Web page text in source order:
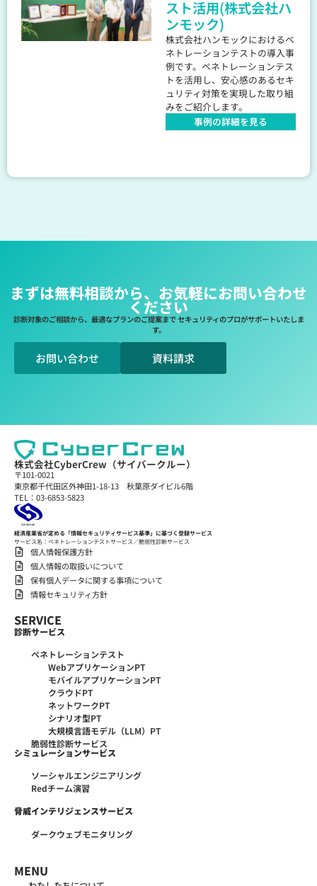
スト活用(株式会社ハ
ンモック)
株式会社ハンモックにおけるペ
ネトレーションテストの導入事
例です。ペネトレーションテス
トを活用し、安心感のあるセキ
ュリティ対策を実現した取り組
みをご紹介します。
事例の詳細を見る
まずは無料相談から、お気軽にお問い合わせ
ください
診断対象のご相談から、最適なプランのご提案まで セキュリティのプロがサポートいたしま
す。
お問い合わせ 資料請求
株式会社CyberCrew（サイバークルー）
〒101-0021
東京都千代田区外神田1-18-13 秋葉原ダイビル6階
TEL：03-6853-5823
経済産業省が定める「情報セキュリティサービス基準」に基づく登録サービス
サービス名：ペネトレーションテストサービス／脆弱性診断サービス
個人情報保護方針
個人情報の取扱いについて
保有個人データに関する事項について
情報セキュリティ方針
SERVICE
診断サービス
ペネトレーションテスト
WebアプリケーションPT
モバイルアプリケーションPT
クラウドPT
ネットワークPT
シナリオ型PT
大規模言語モデル（LLM）PT
脆弱性診断サービス
シミュレーションサービス
ソーシャルエンジニアリング
Redチーム演習
脅威インテリジェンスサービス
ダークウェブモニタリング
MENU